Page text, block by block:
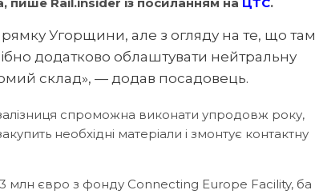
Угорщини, але з огляду на те, що там
додатково облаштувати нейтральну
склад», — додав посадовець.
спроможна виконати упродовж року,
необхідні матеріали і змонтує контактну
млн євро з фонду Connecting Europe Facility, ба